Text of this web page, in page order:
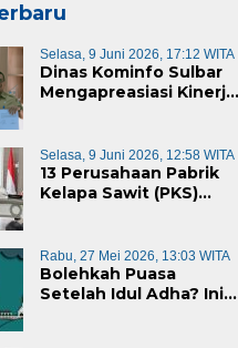
Selasa, 9 Juni 2026, 17:12 WITA
Dinas Kominfo Sulbar
Mengapreasiasi Kinerja
Selasa, 9 Juni 2026, 12:58 WITA
13 Perusahaan Pabrik
Kelapa Sawit (PKS)
Panggil Gubernur
Sulbar
Rabu, 27 Mei 2026, 13:03 WITA
Bolehkah Puasa
Setelah Idul Adha? Ini